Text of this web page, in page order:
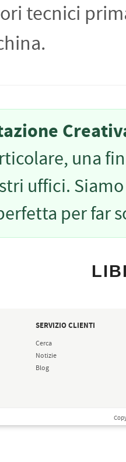
tecnici
una
uffici.
per far
SERVIZIO CLIENTI
Cerca
Notizie
Blog